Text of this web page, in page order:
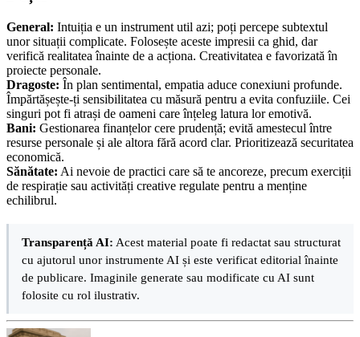
General: Intuiția e un instrument util azi; poți percepe subtextul
unor situații complicate. Folosește aceste impresii ca ghid, dar
verifică realitatea înainte de a acționa. Creativitatea e favorizată în
proiecte personale.
Dragoste: În plan sentimental, empatia aduce conexiuni profunde.
Împărtășește-ți sensibilitatea cu măsură pentru a evita confuziile. Cei
singuri pot fi atrași de oameni care înțeleg latura lor emotivă.
Bani: Gestionarea finanțelor cere prudență; evită amestecul între
resurse personale și ale altora fără acord clar. Prioritizează securitatea
economică.
Sănătate: Ai nevoie de practici care să te ancoreze, precum exerciții
de respirație sau activități creative regulate pentru a menține
echilibrul.
Transparență AI: Acest material poate fi redactat sau structurat
cu ajutorul unor instrumente AI și este verificat editorial înainte
de publicare. Imaginile generate sau modificate cu AI sunt
folosite cu rol ilustrativ.